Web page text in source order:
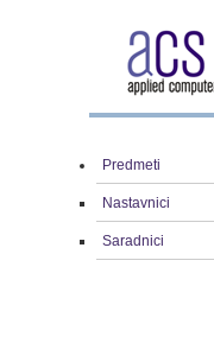
Predmeti
Nastavnici
Saradnici